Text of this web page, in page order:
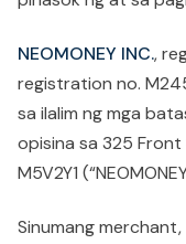
NEOMONEY INC.,
registration no.
sa ilalim ng mga
opisina sa 325
M5V2Y1
Sinumang